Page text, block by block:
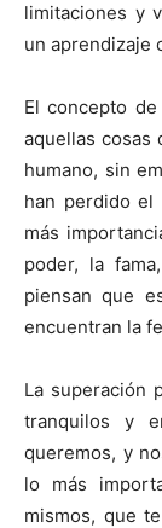
limitaciones y
un aprendizaje
El concepto
aquellas cosas
humano, sin
han perdido el
más
poder, la
piensan que
encuentran la
La superación
tranquilos y
queremos, y
lo más
mismos, que